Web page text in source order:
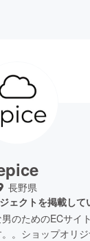
長野県
ェクトを掲載して
のためのECサイ
。ショップオリ